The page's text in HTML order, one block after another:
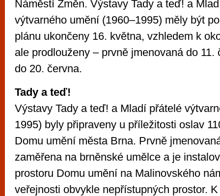
Náměstí Změn. Výstavy Tady a teď! a
výtvarného umění (1960–1995) měly být
plánu ukončeny 16. května, vzhledem k
ale prodlouženy – prvně jmenovaná do 11.
do 20. června.
Tady a teď!
Výstavy Tady a teď! a Mladí přátelé
1995) byly připraveny u příležitosti oslav
Domu umění města Brna. Prvně
zaměřena na brněnské umělce a je
prostoru Domu umění na Malinovského
veřejnosti obvykle nepřístupných prostor.